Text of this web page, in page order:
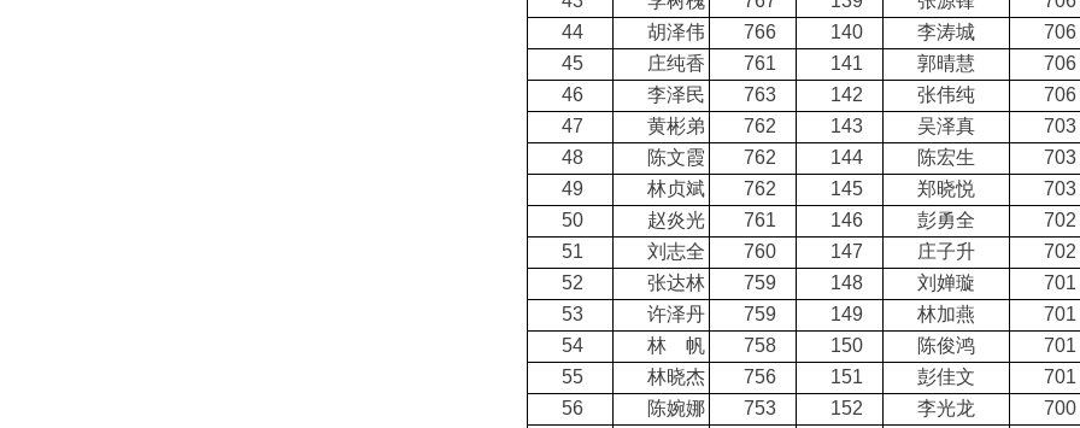
44
胡泽伟 766 140 李涛城
706
45
庄纯香 761 141 郭晴慧
706
46
李泽民 763 142 张伟纯
706
47
黄彬弟 762 143 吴泽真
703
48
陈文霞 762 144 陈宏生
703
49
林贞斌 762 145 郑晓悦
703
50
赵炎光 761 146 彭勇全
702
51
刘志全 760 147 庄子升
702
52
张达林 759 148 刘婵璇
701
53
许泽丹 759 149 林加燕
701
54
林 帆 758 150 陈俊鸿
701
55
林晓杰 756 151 彭佳文
701
56
陈婉娜 753 152 李光龙
700